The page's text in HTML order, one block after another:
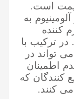
است.
به
کننده
در ترکیب با
تواند در
اطمینان
کنندگان که
کنند.